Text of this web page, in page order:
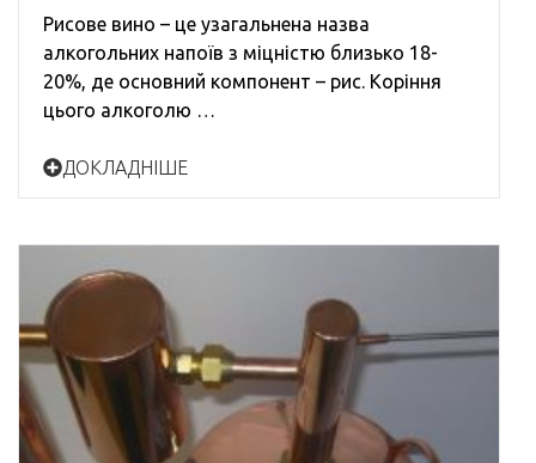
Рисове вино – це узагальнена назва
алкогольних напоїв з міцністю близько 18-
20%, де основний компонент – рис. Коріння
цього алкоголю …
ДОКЛАДНІШЕ